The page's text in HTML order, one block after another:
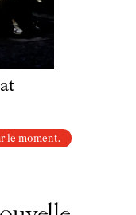
le moment.